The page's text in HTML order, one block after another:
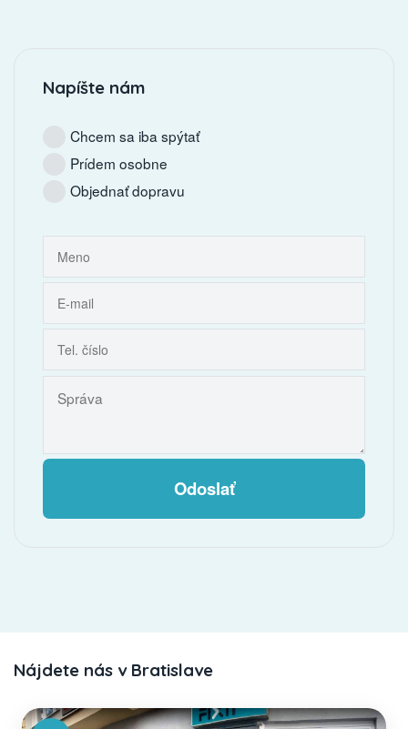
Napíšte nám
Chcem sa iba spýtať
Prídem osobne
Objednať dopravu
Odoslať
Nájdete nás v Bratislave